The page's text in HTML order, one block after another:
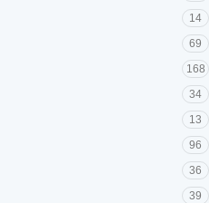
14
69
168
34
13
96
36
39